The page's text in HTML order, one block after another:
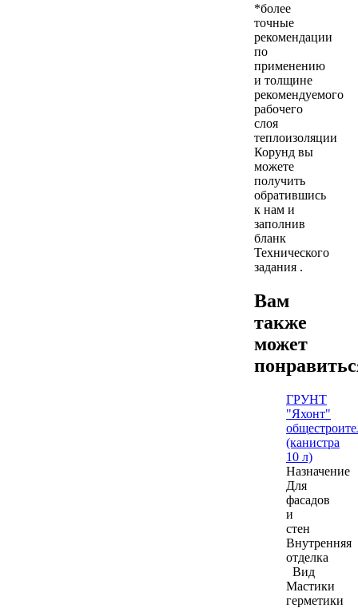
*более
точные
рекомендации
по
применению
и толщине
рекомендуемого
рабочего
слоя
теплоизоляции
Корунд вы
можете
получить
обратившись
к нам и
заполнив
бланк
Технического
задания .
Вам
также
может
ГРУНТ
"Яхонт"
(канистра
10 л)
Назначение
Для
фасадов
и
стен
Внутренняя
отделка
Вид
Мастики
герметики